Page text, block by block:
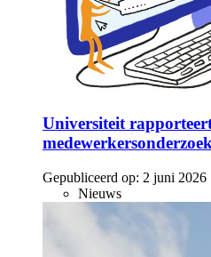
Universiteit
medewerkersonderzoek
Gepubliceerd op: 2 juni 2026
Nieuws